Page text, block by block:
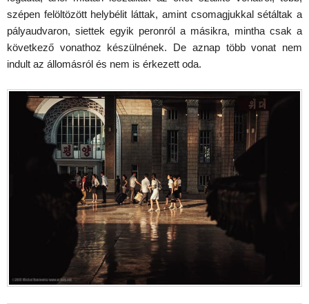
szépen felöltözött helybélit láttak, amint csomagjukkal sétáltak a
pályaudvaron, siettek egyik peronról a másikra, mintha csak a
következő vonathoz készülnének. De aznap több vonat nem
indult az állomásról és nem is érkezett oda.